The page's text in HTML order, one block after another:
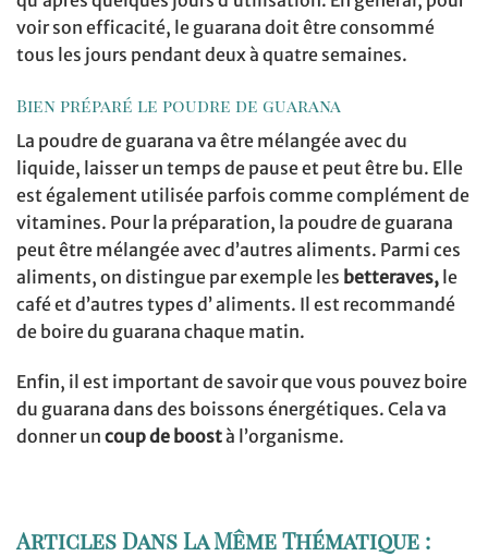
voir son efficacité, le guarana doit être consommé
tous les jours pendant deux à quatre semaines.
Bien préparé le poudre de guarana
La poudre de guarana va être mélangée avec du
liquide, laisser un temps de pause et peut être bu. Elle
est également utilisée parfois comme complément de
vitamines. Pour la préparation, la poudre de guarana
peut être mélangée avec d’autres aliments. Parmi ces
aliments, on distingue par exemple les betteraves, le
café et d’autres types d’ aliments. Il est recommandé
de boire du guarana chaque matin.
Enfin, il est important de savoir que vous pouvez boire
du guarana dans des boissons énergétiques. Cela va
donner un coup de boostà l’organisme.
Articles Dans La Même Thématique :